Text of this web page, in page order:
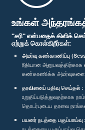
உங்கள்
"சரி" என்பதைக் கிளிக்
ஏற்றுக் கொள்கிறீர்கள்:
அமர்வு கண்காணிப்பு
ரீதியான
கண்காணிக்க
தரவினைப் பதிவு செய்தல் :
உறுதிப்படுத்துவதற்காக
தொடர்புடைய தரவை
பயனர் நடத்தை பகுப்பாய்வு :
பாராளுமன்ற கையடக்க செயலி
எம்மை பின்தொடர்க :
விருதுகள்
தனியுரிமைக் கொள்கை